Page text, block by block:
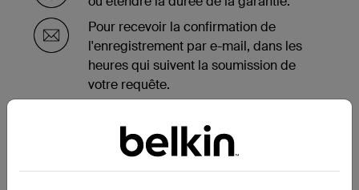
Pour recevoir la confirmation de
l'enregistrement par e-mail, dans les
heures qui suivent la soumission de
votre requête.
enregistrés en bas de votre page de
compte.